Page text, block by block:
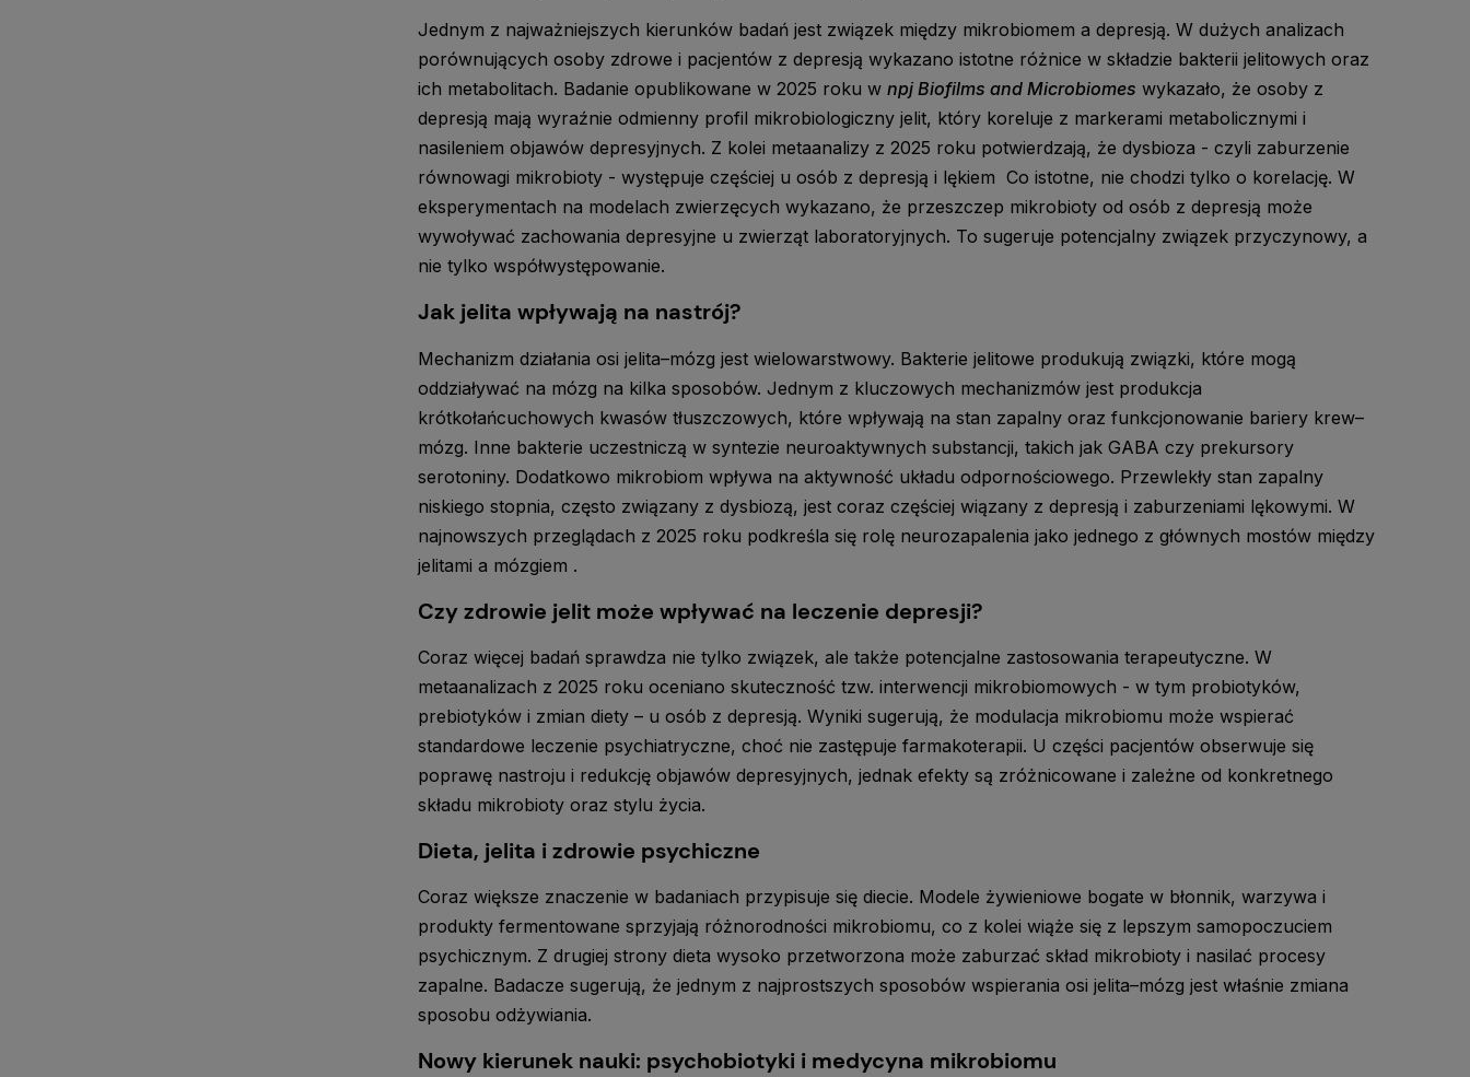
Jednym z najważniejszych kierunków badań jest związek między mikrobiomem a depresją. W dużych analizach
porównujących osoby zdrowe i pacjentów z depresją wykazano istotne różnice w składzie bakterii jelitowych oraz
ich metabolitach. Badanie opublikowane w 2025 roku w npj Biofilms and Microbiomes wykazało, że osoby z
depresją mają wyraźnie odmienny profil mikrobiologiczny jelit, który koreluje z markerami metabolicznymi i
nasileniem objawów depresyjnych. Z kolei metaanalizy z 2025 roku potwierdzają, że dysbioza - czyli zaburzenie
równowagi mikrobioty - występuje częściej u osób z depresją i lękiem Co istotne, nie chodzi tylko o korelację. W
eksperymentach na modelach zwierzęcych wykazano, że przeszczep mikrobioty od osób z depresją może
wywoływać zachowania depresyjne u zwierząt laboratoryjnych. To sugeruje potencjalny związek przyczynowy, a
nie tylko współwystępowanie.
Jak jelita wpływają na nastrój?
Mechanizm działania osi jelita–mózg jest wielowarstwowy. Bakterie jelitowe produkują związki, które mogą
oddziaływać na mózg na kilka sposobów. Jednym z kluczowych mechanizmów jest produkcja
krótkołańcuchowych kwasów tłuszczowych, które wpływają na stan zapalny oraz funkcjonowanie bariery krew–
mózg. Inne bakterie uczestniczą w syntezie neuroaktywnych substancji, takich jak GABA czy prekursory
serotoniny. Dodatkowo mikrobiom wpływa na aktywność układu odpornościowego. Przewlekły stan zapalny
niskiego stopnia, często związany z dysbiozą, jest coraz częściej wiązany z depresją i zaburzeniami lękowymi. W
najnowszych przeglądach z 2025 roku podkreśla się rolę neurozapalenia jako jednego z głównych mostów między
jelitami a mózgiem .
Czy zdrowie jelit może wpływać na leczenie depresji?
Coraz więcej badań sprawdza nie tylko związek, ale także potencjalne zastosowania terapeutyczne. W
metaanalizach z 2025 roku oceniano skuteczność tzw. interwencji mikrobiomowych - w tym probiotyków,
prebiotyków i zmian diety – u osób z depresją. Wyniki sugerują, że modulacja mikrobiomu może wspierać
standardowe leczenie psychiatryczne, choć nie zastępuje farmakoterapii. U części pacjentów obserwuje się
poprawę nastroju i redukcję objawów depresyjnych, jednak efekty są zróżnicowane i zależne od konkretnego
składu mikrobioty oraz stylu życia.
Dieta, jelita i zdrowie psychiczne
Coraz większe znaczenie w badaniach przypisuje się diecie. Modele żywieniowe bogate w błonnik, warzywa i
produkty fermentowane sprzyjają różnorodności mikrobiomu, co z kolei wiąże się z lepszym samopoczuciem
psychicznym. Z drugiej strony dieta wysoko przetworzona może zaburzać skład mikrobioty i nasilać procesy
zapalne. Badacze sugerują, że jednym z najprostszych sposobów wspierania osi jelita–mózg jest właśnie zmiana
sposobu odżywiania.
Nowy kierunek nauki: psychobiotyki i medycyna mikrobiomu